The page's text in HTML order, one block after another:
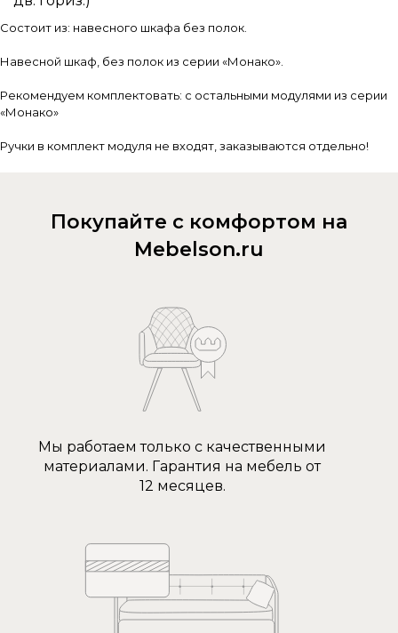
Состоит из: навесного шкафа без полок.
Навесной шкаф, без полок из серии «Монако».
Рекомендуем комплектовать: с остальными модулями из серии
«Монако»
Ручки в комплект модуля не входят, заказываются отдельно!
Покупайте с комфортом на
Mebelson.ru
Мы работаем только с качественными
материалами. Гарантия на мебель от
12 месяцев.